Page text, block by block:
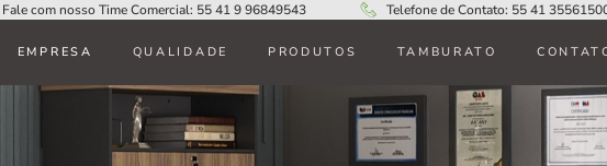
Fale com nosso Time Comercial: 55 41 9 96849543 Telefone de Contato: 55 41
EMPRESA QUALIDADE PRODUTOS TAMBURATO